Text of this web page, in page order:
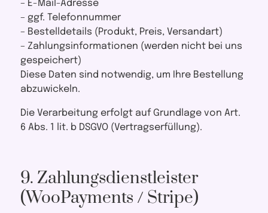
– E-Mail-Adresse
– ggf. Telefonnummer
– Bestelldetails (Produkt, Preis, Versandart)
– Zahlungsinformationen (werden nicht bei uns
gespeichert)
Diese Daten sind notwendig, um Ihre Bestellung
abzuwickeln.
Die Verarbeitung erfolgt auf Grundlage von Art.
6 Abs. 1 lit. b DSGVO (Vertragserfüllung).
9. Zahlungsdienstleister
(WooPayments / Stripe)